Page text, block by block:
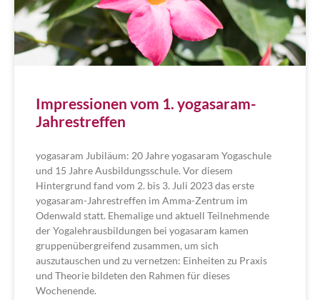
Impressionen vom 1. yogasaram-
Jahrestreffen
yogasaram Jubiläum: 20 Jahre yogasaram Yogaschule
und 15 Jahre Ausbildungsschule. Vor diesem
Hintergrund fand vom 2. bis 3. Juli 2023 das erste
yogasaram-Jahrestreffen im Amma-Zentrum im
Odenwald statt. Ehemalige und aktuell Teilnehmende
der Yogalehrausbildungen bei yogasaram kamen
gruppenübergreifend zusammen, um sich
auszutauschen und zu vernetzen: Einheiten zu Praxis
und Theorie bildeten den Rahmen für dieses
Wochenende.